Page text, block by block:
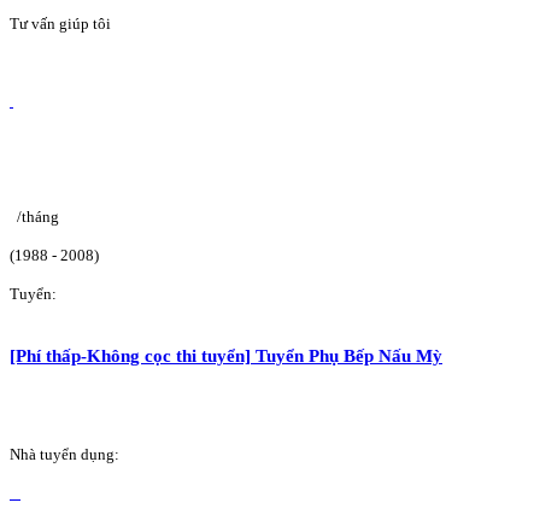
Tư vấn giúp tôi
/tháng
(1988 - 2008)
Tuyển:
[Phí thấp-Không cọc thi tuyển] Tuyển Phụ Bếp Nấu Mỳ
Nhà tuyển dụng: